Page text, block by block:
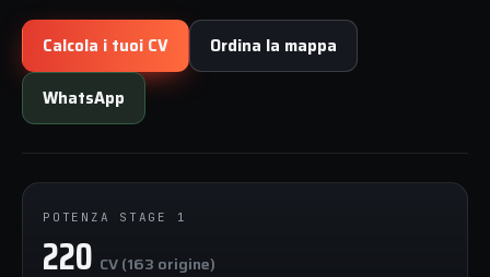
Calcola i tuoi CV Ordina la mappa
WhatsApp
POTENZA STAGE 1
220 CV (163 origine)